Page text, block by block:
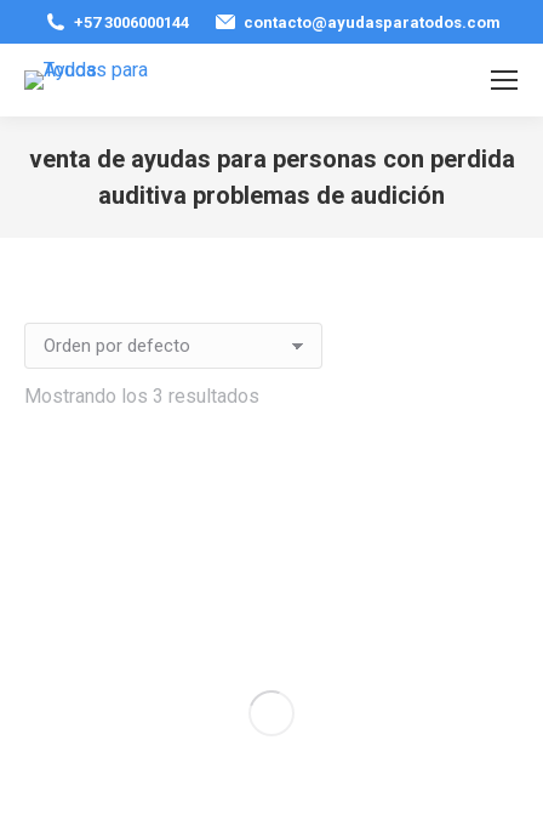
+57 3006000144 contacto@ayudasparatodos.com
venta de ayudas para personas con perdida
auditiva problemas de audición
Mostrando los 3 resultados